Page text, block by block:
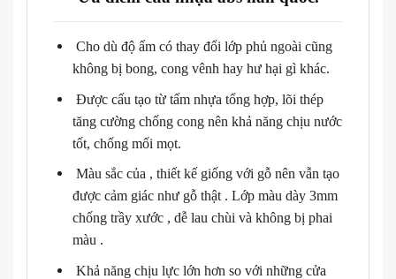
Cho dù độ ẩm có thay đổi lớp phủ ngoài cũng
không bị bong, cong vênh hay hư hại gì khác.
Được cấu tạo từ tấm nhựa tổng hợp, lõi thép
tăng cường chống cong nên khả năng chịu nước
tốt, chống mối mọt.
Màu sắc của , thiết kế giống với gỗ nên vẫn tạo
được cảm giác như gỗ thật . Lớp màu dày 3mm
chống trầy xước , dễ lau chùi và không bị phai
màu .
Khả năng chịu lực lớn hơn so với những cửa